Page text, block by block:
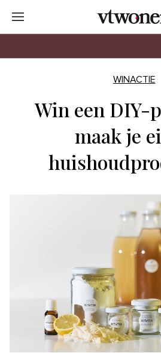
WINACTIE
Win een DIY-
maak je